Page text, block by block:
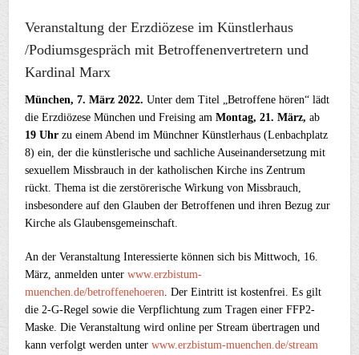
Veranstaltung der Erzdiözese im Künstlerhaus
/Podiumsgespräch mit Betroffenenvertretern und
Kardinal Marx
München, 7. März 2022. Unter dem Titel „Betroffene hören“ lädt
die Erzdiözese München und Freising amMontag, 21. März,ab
19 Uhr zu einem Abend im Münchner Künstlerhaus (Lenbachplatz
8) ein, der die künstlerische und sachliche Auseinandersetzung mit
sexuellem Missbrauch in der katholischen Kirche ins Zentrum
rückt. Thema ist die zerstörerische Wirkung von Missbrauch,
insbesondere auf den Glauben der Betroffenen und ihren Bezug zur
Kirche als Glaubensgemeinschaft.
An der Veranstaltung Interessierte können sich bis Mittwoch, 16.
März, anmelden unterwww.erzbistum-
muenchen.de/betroffenehoeren . Der Eintritt ist kostenfrei. Es gilt
die 2-G-Regel sowie die Verpflichtung zum Tragen einer FFP2-
Maske. Die Veranstaltung wird online per Stream übertragen und
kann verfolgt werden unterwww.erzbistum-muenchen.de/stream